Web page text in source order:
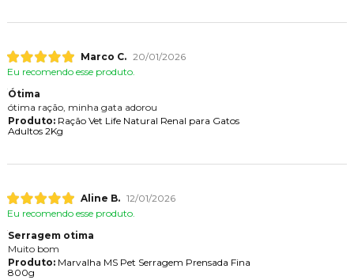
Marco C. 20/01/2026
Eu recomendo esse produto.
Ótima
ótima ração, minha gata adorou
Produto:Ração Vet Life Natural Renal para Gatos
Adultos 2Kg
Aline B. 12/01/2026
Eu recomendo esse produto.
Serragem otima
Muito bom
Produto:Marvalha MS Pet Serragem Prensada Fina
800g